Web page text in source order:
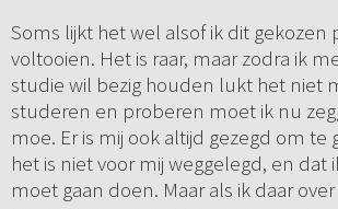
Soms lijkt het wel alsof ik dit gekozen
voltooien. Het is raar, maar zodra ik
studie wil bezig houden lukt het niet
studeren en proberen moet ik nu
moe. Er is mij ook altijd gezegd om te
het is niet voor mij weggelegd, en dat
moet gaan doen. Maar als ik daar